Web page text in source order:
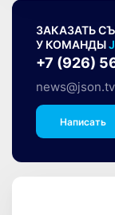
ЗАКАЗАТЬ
У КОМАНДЫ
+7 (926)
news@json.tv
Написать